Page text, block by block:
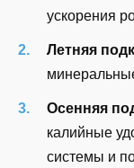
ускорения
Летняя
Осенняя
калийные
системы и